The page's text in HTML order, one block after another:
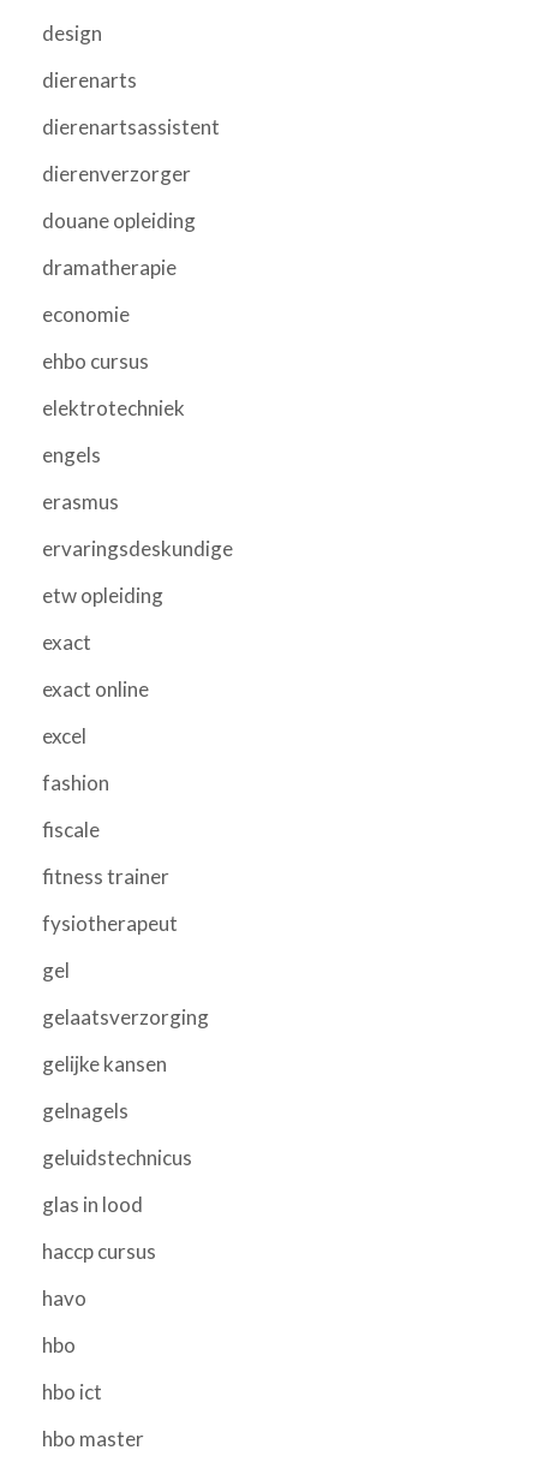
design
dierenarts
dierenartsassistent
dierenverzorger
douane opleiding
dramatherapie
economie
ehbo cursus
elektrotechniek
engels
erasmus
ervaringsdeskundige
etw opleiding
exact
exact online
excel
fashion
fiscale
fitness trainer
fysiotherapeut
gel
gelaatsverzorging
gelijke kansen
gelnagels
geluidstechnicus
glas in lood
haccp cursus
havo
hbo
hbo ict
hbo master